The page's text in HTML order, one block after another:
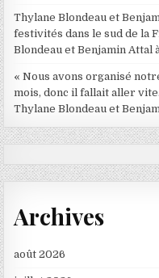
Thylane Blondeau et
festivités dans le sud de la
Blondeau et Benjamin Attal
« Nous avons organisé
mois, donc il fallait aller
Thylane Blondeau et
Archives
août 2026